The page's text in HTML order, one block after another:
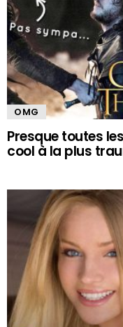
OMG
Presque toutes
cool à la plus